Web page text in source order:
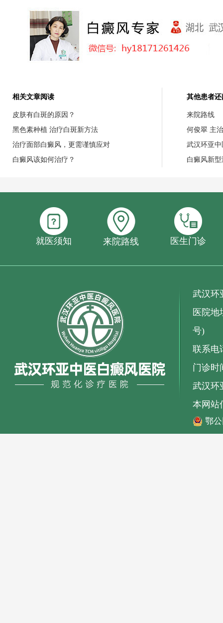
相关文章阅读
皮肤有白斑的原因？
黑色素种植 治疗白斑新方法
治疗面部白癜风，更需谨慎应对
白癜风该如何治疗？
其他患者
来院路线
何俊翠 主
武汉环亚
白癜风新
就医须知 来院路线 医生门诊
武汉环
医院地
号)
联系电
门诊时
武汉环
本网站
鄂